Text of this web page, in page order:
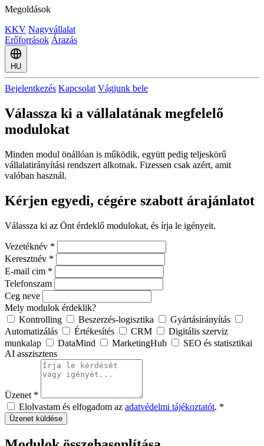
Megoldások
KKV Nagyvállalat
Erőforrások Árazás
HU
Bejelentkezés Kapcsolat Vágjunk bele
Válassza ki a vállalatának megfelelő
modulokat
Minden modul önállóan is működik, együtt pedig teljeskörű
vállalatirányítási rendszert alkotnak. Fizessen csak azért, amit
valóban használ.
Kérjen egyedi, cégére szabott árajánlatot
Válassza ki az Önt érdeklő modulokat, és írja le igényeit.
Vezetéknév *
Keresztnév *
E-mail cim *
Telefonszam
Ceg neve
Mely modulok érdeklik?
Kontrolling
Beszerzés-logisztika
Gyártásirányítás
Automatizálás
Értékesítés CRM
Digitális szerviz
munkalap
DataMind MarketingHub
SEO és statisztikai
AI asszisztens
Üzenet *
Elolvastam és elfogadom az adatvédelmi tájékoztatót. *
Üzenet küldése